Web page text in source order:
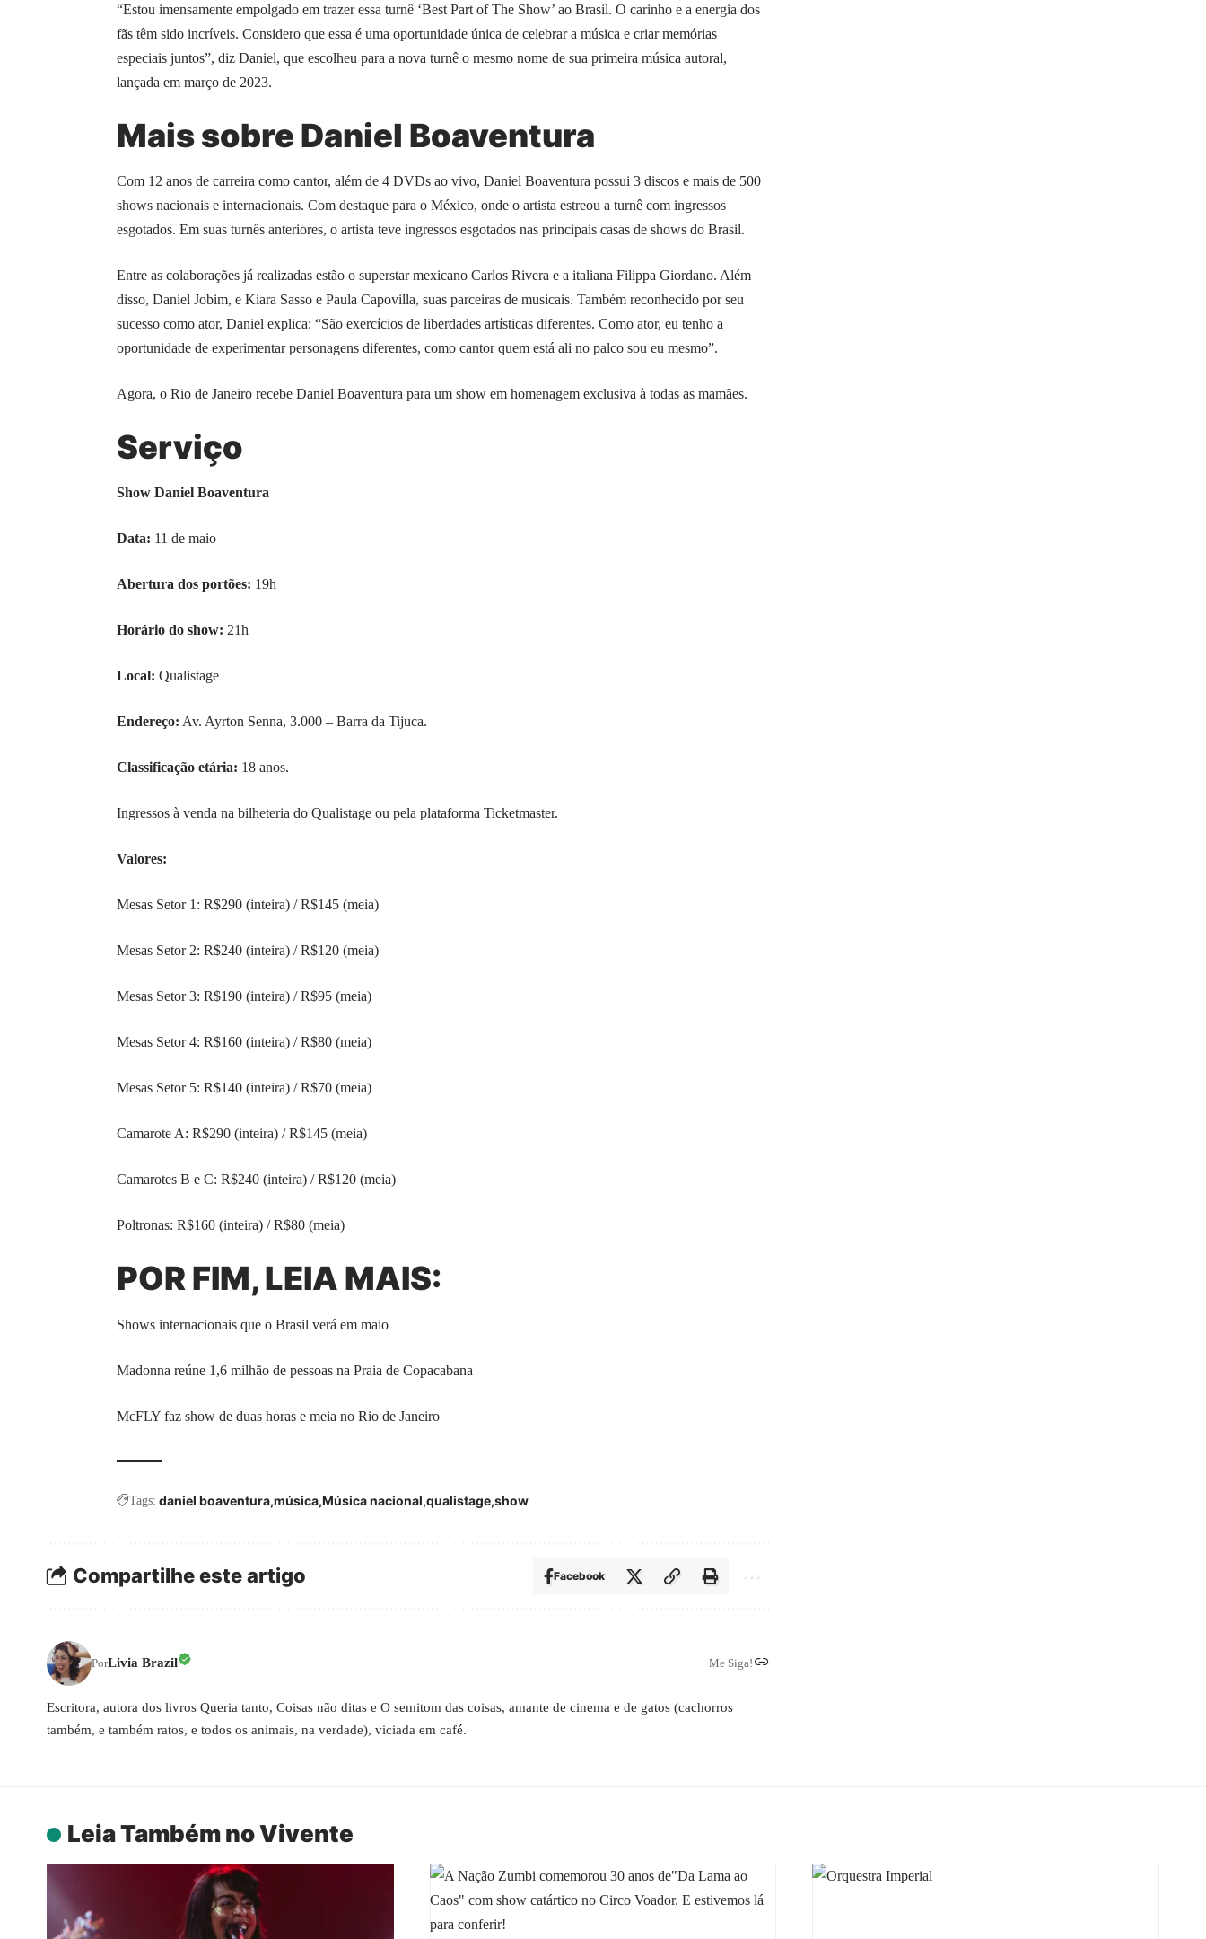
“Estou imensamente empolgado em trazer essa turnê ‘Best Part of The Show’ ao Brasil. O carinho e a energia dos
fãs têm sido incríveis. Considero que essa é uma oportunidade única de celebrar a música e criar memórias
especiais juntos”, diz Daniel, que escolheu para a nova turnê o mesmo nome de sua primeira música autoral,
lançada em março de 2023.
Mais sobre Daniel Boaventura
Com 12 anos de carreira como cantor, além de 4 DVDs ao vivo, Daniel Boaventura possui 3 discos e mais de 500
shows nacionais e internacionais. Com destaque para o México, onde o artista estreou a turnê com ingressos
esgotados. Em suas turnês anteriores, o artista teve ingressos esgotados nas principais casas de shows do Brasil.
Entre as colaborações já realizadas estão o superstar mexicano Carlos Rivera e a italiana Filippa Giordano. Além
disso, Daniel Jobim, e Kiara Sasso e Paula Capovilla, suas parceiras de musicais. Também reconhecido por seu
sucesso como ator, Daniel explica: “São exercícios de liberdades artísticas diferentes. Como ator, eu tenho a
oportunidade de experimentar personagens diferentes, como cantor quem está ali no palco sou eu mesmo”.
Agora, o Rio de Janeiro recebe Daniel Boaventura para um show em homenagem exclusiva à todas as mamães.
Serviço
Show Daniel Boaventura
Data: 11 de maio
Abertura dos portões: 19h
Horário do show: 21h
Local: Qualistage
Endereço: Av. Ayrton Senna, 3.000 – Barra da Tijuca.
Classificação etária: 18 anos.
Ingressos à venda na bilheteria do Qualistage ou pela plataforma Ticketmaster.
Valores:
Mesas Setor 1: R$290 (inteira) / R$145 (meia)
Mesas Setor 2: R$240 (inteira) / R$120 (meia)
Mesas Setor 3: R$190 (inteira) / R$95 (meia)
Mesas Setor 4: R$160 (inteira) / R$80 (meia)
Mesas Setor 5: R$140 (inteira) / R$70 (meia)
Camarote A: R$290 (inteira) / R$145 (meia)
Camarotes B e C: R$240 (inteira) / R$120 (meia)
Poltronas: R$160 (inteira) / R$80 (meia)
POR FIM, LEIA MAIS:
Shows internacionais que o Brasil verá em maio
Madonna reúne 1,6 milhão de pessoas na Praia de Copacabana
McFLY faz show de duas horas e meia no Rio de Janeiro
Tags: daniel boaventura música Música nacional qualistage show
Compartilhe este artigo Facebook
PorLivia Brazil Me Siga!
Escritora, autora dos livros Queria tanto, Coisas não ditas e O semitom das coisas, amante de cinema e de gatos (cachorros
também, e também ratos, e todos os animais, na verdade), viciada em café.
Leia Também no Vivente